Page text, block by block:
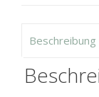
Beschreibung